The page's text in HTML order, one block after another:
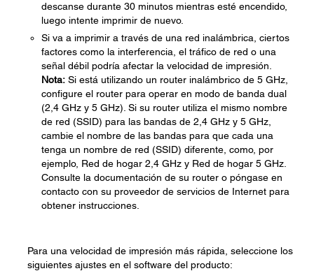
descanse durante 30 minutos mientras esté encendido,
luego intente imprimir de nuevo.
Si va a imprimir a través de una red inalámbrica, ciertos
factores como la interferencia, el tráfico de red o una
señal débil podría afectar la velocidad de impresión.
Nota: Si está utilizando un router inalámbrico de 5 GHz,
configure el router para operar en modo de banda dual
(2,4 GHz y 5 GHz). Si su router utiliza el mismo nombre
de red (SSID) para las bandas de 2,4 GHz y 5 GHz,
cambie el nombre de las bandas para que cada una
tenga un nombre de red (SSID) diferente, como, por
ejemplo, Red de hogar 2,4 GHz y Red de hogar 5 GHz.
Consulte la documentación de su router o póngase en
contacto con su proveedor de servicios de Internet para
obtener instrucciones.
Para una velocidad de impresión más rápida, seleccione los
siguientes ajustes en el software del producto: